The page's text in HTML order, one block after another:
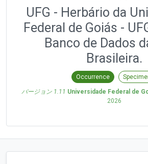
UFG - Herbário da
Federal de Goiás -
Banco de Dados
Brasileira.
Occurrence
バージョン 1.11 Universidade Federal de
2026